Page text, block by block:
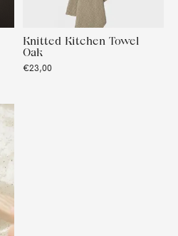
Knitted Kitchen Towel
Oak
€23,00